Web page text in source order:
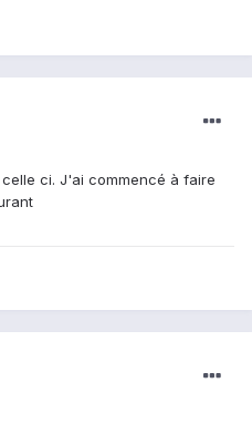
ci. J'ai commencé à faire